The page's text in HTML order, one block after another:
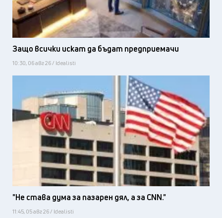
Защо всички искат да бъдат предприемачи
10:30, 06 авг 26 / Idealisti
"Не става дума за пазарен дял, а за CNN."
11:45, 05 авг 26 / Idealisti